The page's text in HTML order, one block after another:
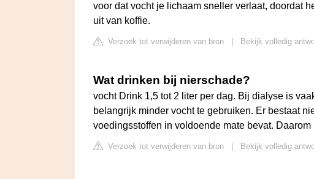
voor dat vocht je lichaam sneller verlaat, doordat
uit van koffie.
Verzoek tot verwijderen van bron Bekijk volledig
Wat drinken bij nierschade?
vocht Drink 1,5 tot 2 liter per dag. Bij dialyse is
belangrijk minder vocht te gebruiken. Er bestaat
voedingsstoffen in voldoende mate bevat.
Verzoek tot verwijderen van bron Bekijk volledig